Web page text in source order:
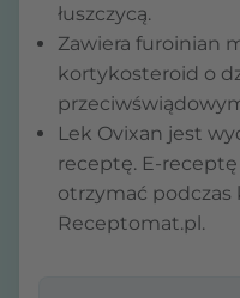
łuszczycą.
Zawiera furoinian
kortykosteroid o
Lek Ovixan jest
receptę. E-
otrzymać
Receptomat.pl.